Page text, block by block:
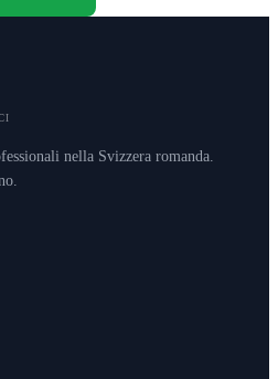
nella Svizzera romanda.